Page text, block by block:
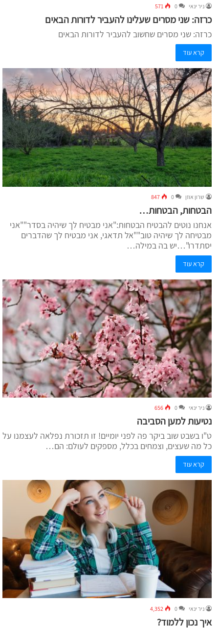
ניר ינאי 0
571
כרזה: שני מסרים שעלינו להעביר לדורות הבאים
כרזה: שני מסרים שחשוב להעביר לדורות הבאים
קרא עוד
שרון אוזן 0
847
הבטחות, הבטחות…
אנחנו נוטים להבטיח הבטחות:"אני מבטיח לך שיהיה בסדר""אני
מבטיחה לך שיהיה טוב""אל תדאגי, אני מבטיח לך שהדברים
יסתדרו"…יש בה במילה…
קרא עוד
ניר ינאי 0
656
נטיעות למען הסביבה
ט"ו בשבט שוב ביקר פה לפני יומיים! זו תזכורת נפלאה לעצמנו על
כל מה שעצים, וצמחים בכלל, מספקים לעולם: הם…
קרא עוד
ניר ינאי 0
4,352
איך נכון ללמוד?